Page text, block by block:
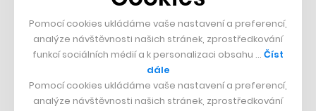
Francouzský šéfkuchař na Šumavě
Dva golfisti, co pečou
Bomma není tichá
Pomocí cookies ukládáme vaše nastavení a preferencí,
analýze návštěvnosti našich stránek, zprostředkování
funkcí sociálních médií a k personalizaci obsahu … Číst
dále
Pomocí cookies ukládáme vaše nastavení a preferencí,
analýze návštěvnosti našich stránek, zprostředkování